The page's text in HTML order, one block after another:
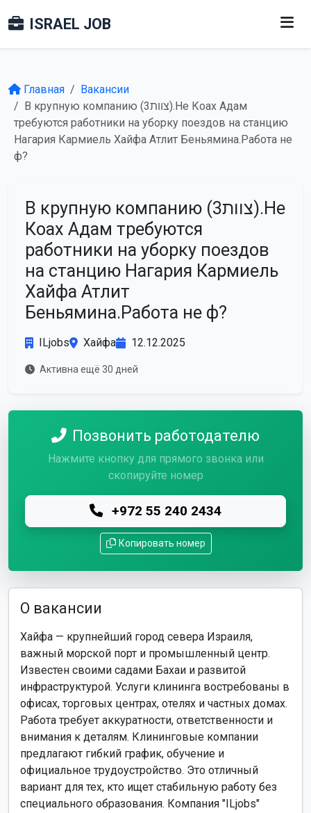
ISRAEL JOB
Главная
Вакансии
В крупную компанию (צוות3).Не Коах Адам
требуются работники на уборку поездов на станцию
Нагария Кармиель Хайфа Атлит Беньямина.Работа не
ф?
В крупную компанию (צוות3).Не
Коах Адам требуются
работники на уборку поездов
на станцию Нагария Кармиель
Хайфа Атлит
Беньямина.Работа не ф?
ILjobs Хайфа 12.12.2025
Активна ещё 30 дней
Позвонить работодателю
Нажмите кнопку для прямого звонка или
скопируйте номер
+972 55 240 2434
Копировать номер
О вакансии
Хайфа — крупнейший город севера Израиля,
важный морской порт и промышленный центр.
Известен своими садами Бахаи и развитой
инфраструктурой. Услуги клининга востребованы в
офисах, торговых центрах, отелях и частных домах.
Работа требует аккуратности, ответственности и
внимания к деталям. Клининговые компании
предлагают гибкий график, обучение и
официальное трудоустройство. Это отличный
вариант для тех, кто ищет стабильную работу без
специального образования. Компания "ILjobs"